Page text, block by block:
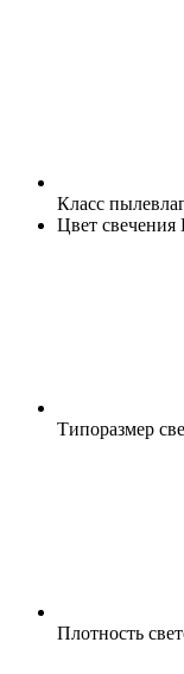
Класс
Цвет свечения
Типоразмер
Плотность